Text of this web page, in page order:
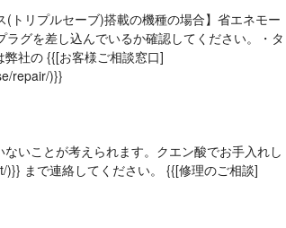
トリプルセーブ)搭載の機種の場合】省エネモー
グを差し込んでいるか確認してください。・タ
社の {{[お客様ご相談窓口]
repair/)}}
いことが考えられます。クエン酸でお手入れし
まで連絡してください。 {{[修理のご相談]